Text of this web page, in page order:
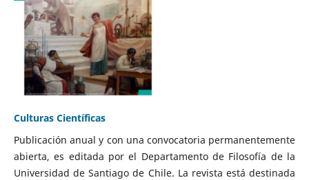
Culturas Científicas
Publicación anual y con una convocatoria permanentemente
abierta, es editada por el Departamento de Filosofía de la
Universidad de Santiago de Chile. La revista está destinada